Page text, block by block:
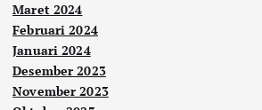
Maret 2024
Februari 2024
Januari 2024
Desember 2023
November 2023